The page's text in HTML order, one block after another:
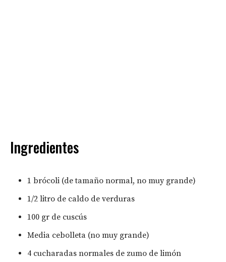
Ingredientes
1 brócoli (de tamaño normal, no muy grande)
1/2 litro de caldo de verduras
100 gr de cuscús
Media cebolleta (no muy grande)
4 cucharadas normales de zumo de limón